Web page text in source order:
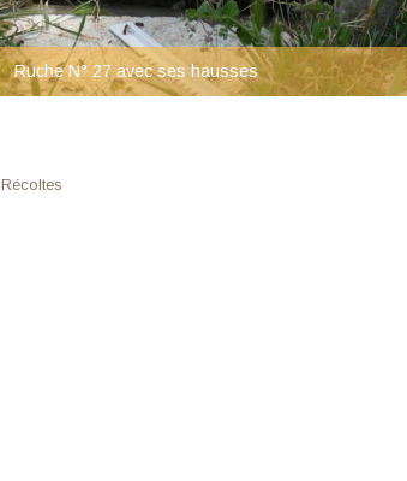
Ruche N° 27 avec ses hausses
Récoltes